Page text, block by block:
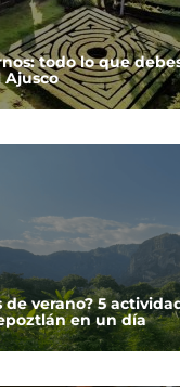
todo lo que
Ajusco
de verano? 5
en un día